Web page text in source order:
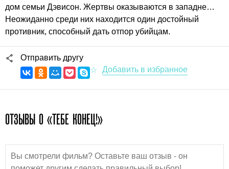
дом семьи Дэвисон. Жертвы оказываются в западне…
Неожиданно среди них находится один достойный
противник, способный дать отпор убийцам.
Отправить другу
ОТЗЫВЫ О «ТЕБЕ КОНЕЦ!»